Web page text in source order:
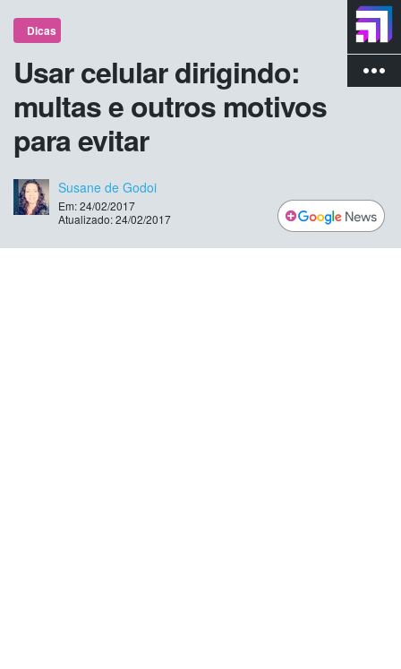
more_vert
Dicas
Usar celular dirigindo:
multas e outros motivos
para evitar
Susane de Godoi
Em: 24/02/2017
Atualizado: 24/02/2017